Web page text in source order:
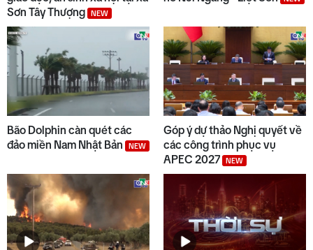
Sơn Tây Thượng
NEW
Bão Dolphin càn quét các
đảo miền Nam Nhật Bản
NEW
Góp ý dự thảo Nghị quyết về
các công trình phục vụ
APEC 2027
NEW